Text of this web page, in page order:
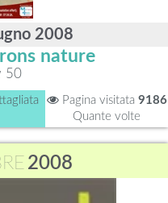
2008
nature
50
Pagina visitata 9186
Quante volte
2008